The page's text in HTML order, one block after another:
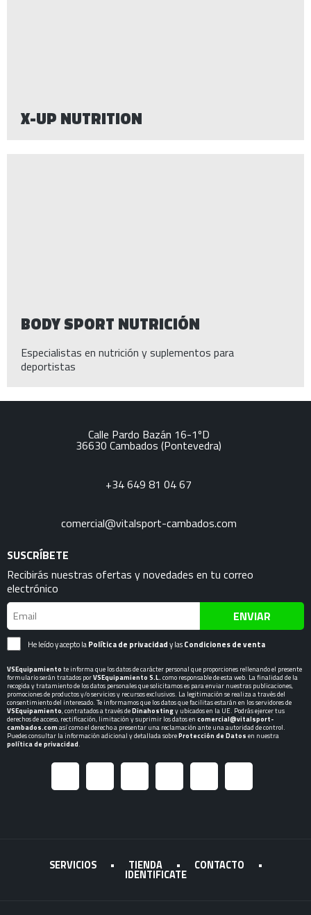
X-UP NUTRITION
BODY SPORT NUTRICIÓN
Especialistas en nutrición y suplementos para
deportistas
Calle Pardo Bazán 16-1ºD
36630 Cambados (Pontevedra)
+34 649 81 04 67
comercial@vitalsport-cambados.com
SUSCRÍBETE
Recibirás nuestras ofertas y novedades en tu correo
electrónico
ENVIAR
He leído y acepto laPolítica de privacidady lasCondiciones de venta
VSEquipamiento te informa que los datos de carácter personal que proporciones rellenando el presente
formulario serán tratados porVSEquipamiento S.L. como responsable de esta web. La finalidad de la
recogida y tratamiento de los datos personales que solicitamos es para enviar nuestras publicaciones,
promociones de productos y/o servicios y recursos exclusivos. La legitimación se realiza a través del
consentimiento del interesado. Te informamos que los datos que facilitas estarán en los servidores de
VSEquipamiento, contratados a través deDinahostingy ubicados en la UE. Podrás ejercer tus
derechos de acceso, rectificación, limitación y suprimir los datos en comercial@vitalsport-
cambados.com así como el derecho a presentar una reclamación ante una autoridad de control.
Puedes consultar la información adicional y detallada sobreProtección de Datos en nuestra
política de privacidad.
SERVICIOS • TIENDA • CONTACTO •
IDENTIFICATE